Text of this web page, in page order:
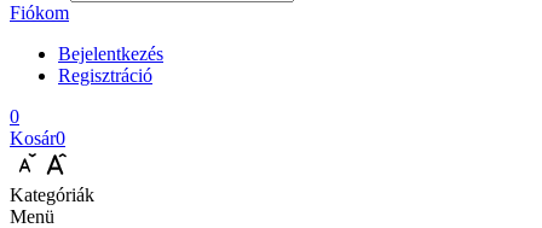
Fiókom
Bejelentkezés
Regisztráció
0
Kosár0
Kategóriák
Menü